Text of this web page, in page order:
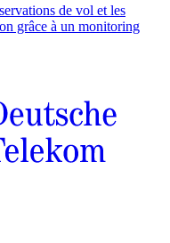
de vol et les
grâce à un monitoring